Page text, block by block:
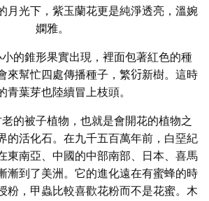
月光下，紫玉蘭花更是純淨透亮，溫婉
嫻雅。
的錐形果實出現，裡面包著紅色的種
來幫忙四處傳播種子，繁𧗠新樹。這時
青葉芽也陸續冒上枝頭。
的被子植物，也就是會開花的植物之
的活化石。在九千五百萬年前，白堊紀
東南亞、中國的中部南部、日本、喜馬
漸到了美洲。它的進化遠在有蜜蜂的時
粉，甲蟲比較喜歡花粉而不是花蜜。木